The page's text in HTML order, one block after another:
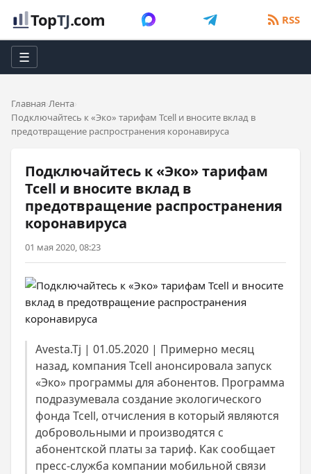
TopTJ.com RSS
☰
Главная Лента
Подключайтесь к «Эко» тарифам Tcell и вносите вклад в
предотвращение распространения коронавируса
Подключайтесь к «Эко» тарифам
Tcell и вносите вклад в
предотвращение распространения
коронавируса
01 мая 2020, 08:23
Avesta.Tj | 01.05.2020 | Примерно месяц
назад, компания Tcell анонсировала запуск
«Эко» программы для абонентов. Программа
подразумевала создание экологического
фонда Tcell, отчисления в который являются
добровольными и производятся с
абонентской платы за тариф. Как сообщает
пресс-служба компании мобильной связи